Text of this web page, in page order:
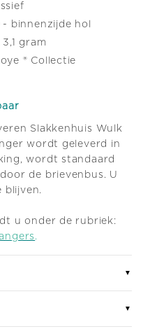
- binnenzijde hol
3,1 gram
® Collectie
Slakkenhuis Wulk
wordt geleverd in
wordt standaard
de brievenbus. U
blijven.
u onder de rubriek:
.
▼
▼